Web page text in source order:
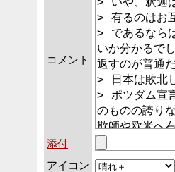
コメント
添付
アイコン